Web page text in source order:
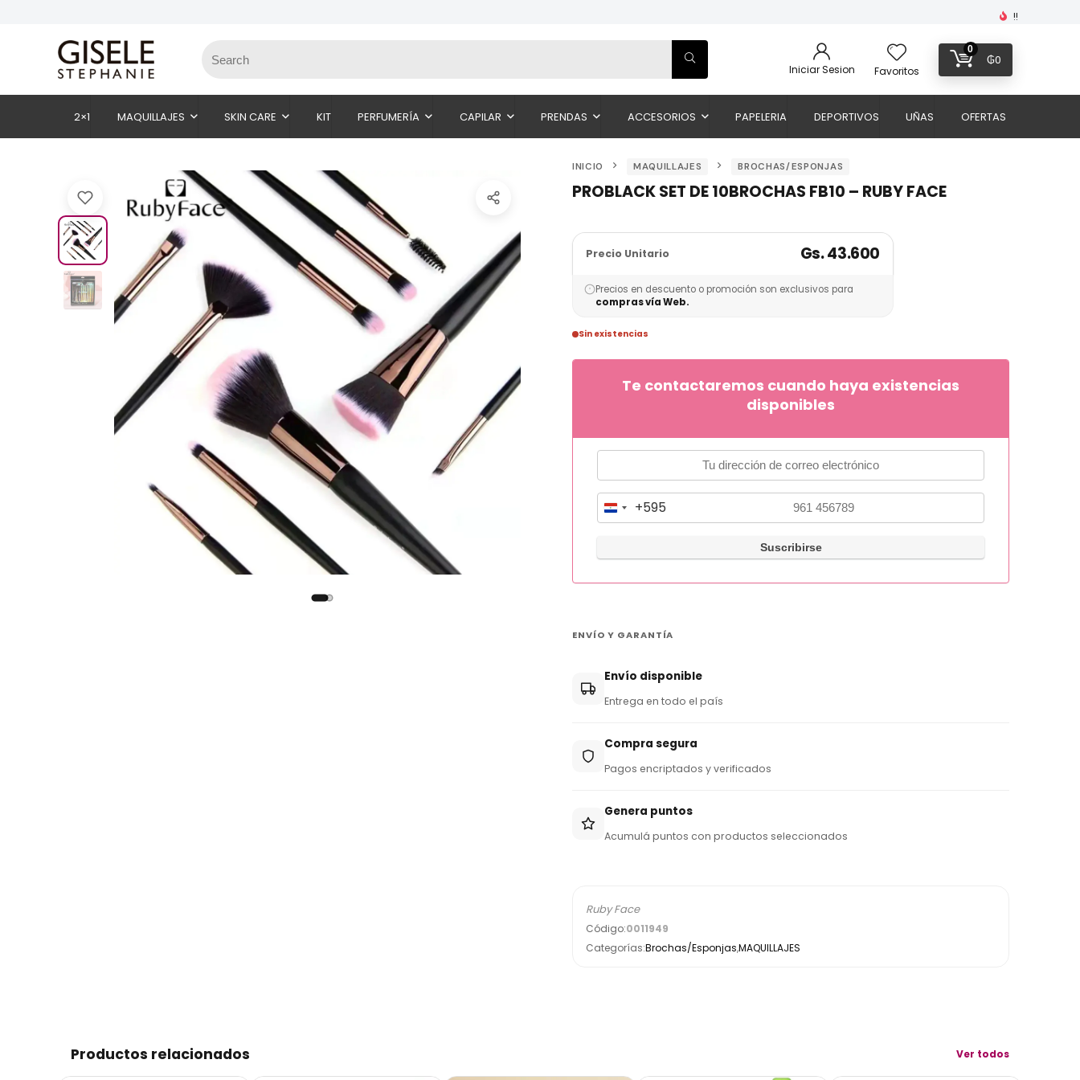
!!
Iniciar Sesion Favoritos
0
₲0
2×1 MAQUILLAJES SKIN CARE KIT PERFUMERÍA CAPILAR PRENDAS ACCESORIOS PAPELERIA DEPORTIVOS UÑAS OFERTAS
INICIO MAQUILLAJES BROCHAS/ESPONJAS
PROBLACK SET DE 10BROCHAS FB10 – RUBY FACE
Precio Unitario Gs. 43.600
Precios en descuento o promoción son exclusivos para
compras vía Web.
Sin existencias
Te contactaremos cuando haya existencias
disponibles
P
r
a
y
+
9
+595
ENVÍO Y GARANTÍA
Envío disponible
Entrega en todo el país
Compra segura
Pagos encriptados y verificados
Genera puntos
Acumulá puntos con productos seleccionados
Ruby Face
Código:0011949
Categorías:Brochas/Esponjas,MAQUILLAJES
Productos relacionados Ver todos